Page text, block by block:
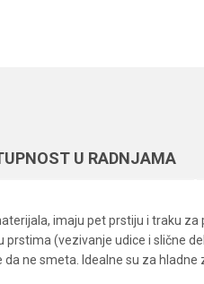
U RADNJAMA
imaju pet prstiju i traku
(vezivanje udice i slične
ne smeta. Idealne su za hladne